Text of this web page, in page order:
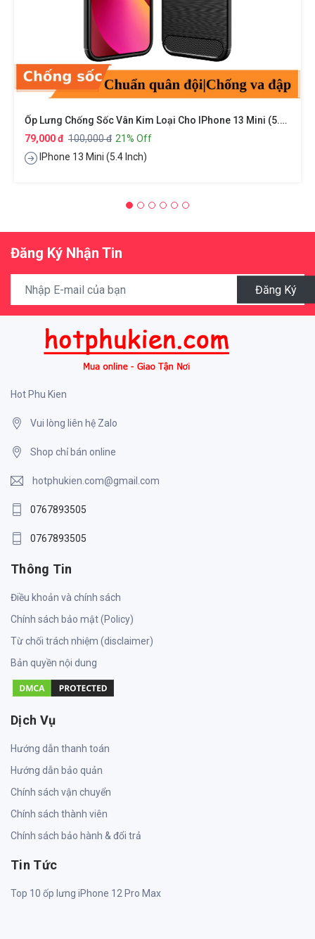
Ốp Lưng Chống Sốc Vân Kim Loại Cho IPhone 13 Mini (5.4 Inch) Hiệu Likgus
79,000 đ 100,000 đ 21% Off
IPhone 13 Mini (5.4 Inch)
Đăng Ký Nhận Tin
Đăng Ký
Hot Phu Kien
Vui lòng liên hệ Zalo
Shop chỉ bán online
hotphukien.com@gmail.com
0767893505
0767893505
Thông Tin
Điều khoản và chính sách
Chính sách bảo mật (Policy)
Từ chối trách nhiệm (disclaimer)
Bản quyền nội dung
Dịch Vụ
Hướng dẫn thanh toán
Hướng dẫn bảo quản
Chính sách vận chuyển
Chính sách thành viên
Chính sách bảo hành & đổi trả
Tin Tức
Top 10 ốp lưng iPhone 12 Pro Max